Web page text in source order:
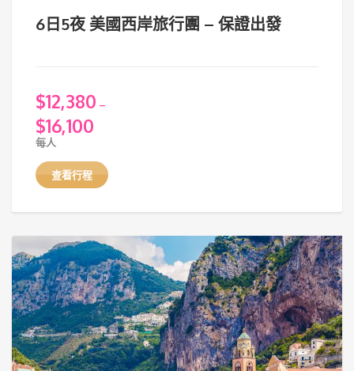
6日5夜 美國西岸旅行團 – 保證出發
$12,380 –
$16,100
範
圍：
$12,380
$16,100
每人
查看行程